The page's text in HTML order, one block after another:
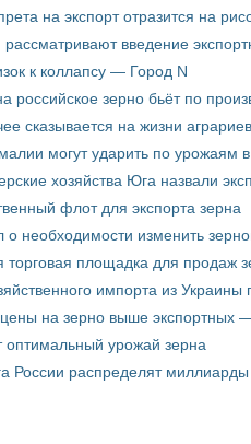
на экспорт отразится на
рассматривают введение
к коллапсу — Город N
российское зерно бьёт по
сказывается на жизни аграриев
могут ударить по урожаям
хозяйства Юга назвали
флот для экспорта зерна
о необходимости изменить
торговая площадка для продаж
импорта из
на зерно выше экспортных
урожай зерна
России распределят